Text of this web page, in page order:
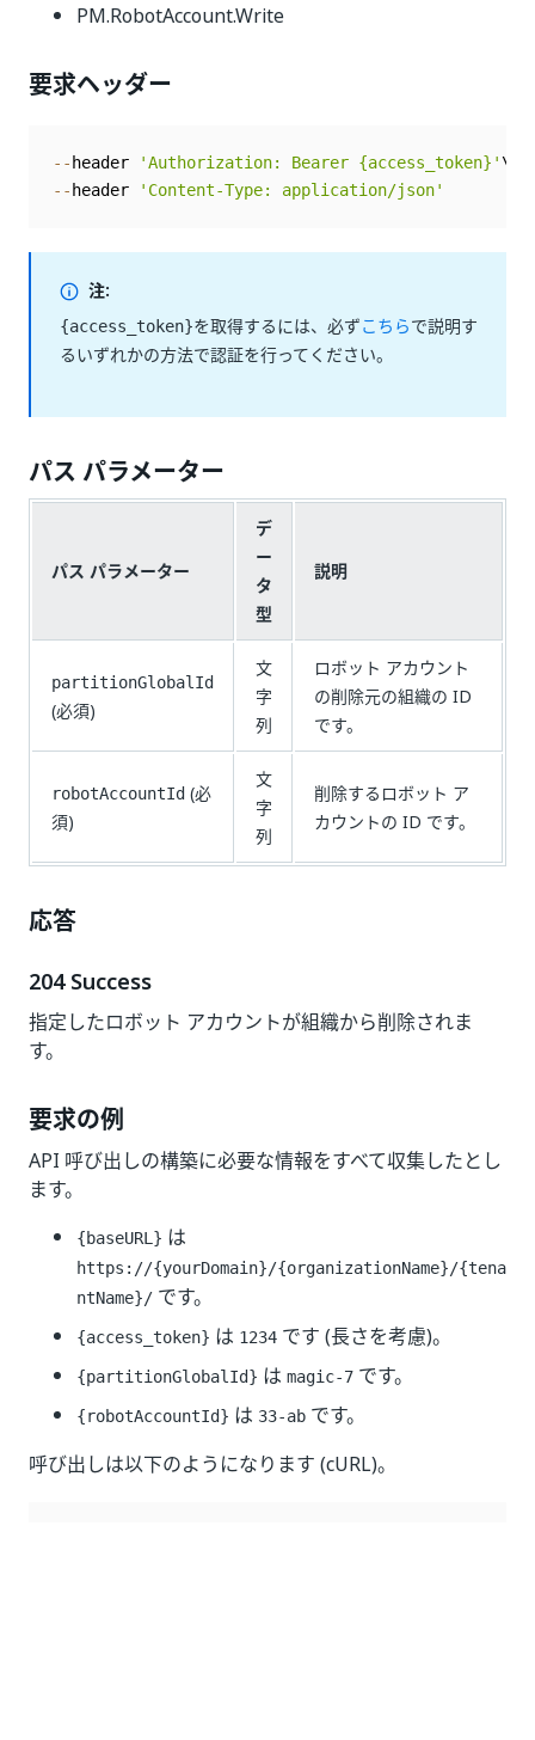
PM.RobotAccount.Write
要求ヘッダー
-- header 'Authorization: Bearer {access_token}'
-- header 'Content-Type: application/json'
注:
{access_token}を取得するには、必ずこちらで説明す
るいずれかの方法で認証を行ってください。
パス パラメーター
パス パラメーター
デ
ー
タ
型
説明
partitionGlobalId
(必須)
文
字
列
ロボット アカウント
の削除元の組織の ID
です。
robotAccountId (必
須)
文
字
列
削除するロボット ア
カウントの ID です。
応答
204 Success
指定したロボット アカウントが組織から削除されま
す。
要求の例
API 呼び出しの構築に必要な情報をすべて収集したとし
ます。
{baseURL} は
https://{yourDomain}/{organizationName}/{tena
ntName}/ です。
{access_token} は 1234 です (長さを考慮)。
{partitionGlobalId} は magic-7 です。
{robotAccountId} は 33-ab です。
呼び出しは以下のようになります (cURL)。